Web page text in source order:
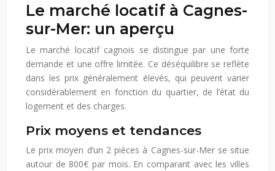
Le marché locatif à Cagnes-
sur-Mer: un aperçu
Le marché locatif cagnois se distingue par une forte
demande et une offre limitée. Ce déséquilibre se reflète
dans les prix généralement élevés, qui peuvent varier
considérablement en fonction du quartier, de l’état du
logement et des charges.
Prix moyens et tendances
Le prix moyen d’un 2 pièces à Cagnes-sur-Mer se situe
autour de 800€ par mois. En comparant avec les villes